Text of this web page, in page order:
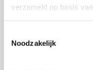
verzameld op basis
Noodzakelijk